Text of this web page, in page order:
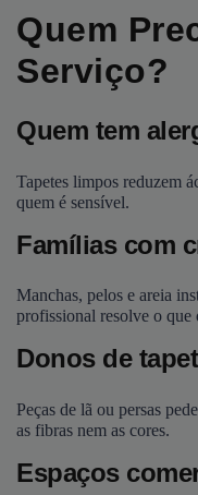
Quem
Serviço?
Quem tem
Tapetes limpos reduzem
quem é sensível.
Famílias com
Manchas, pelos e areia
profissional resolve o que
Donos de
Peças de lã ou persas
as fibras nem as cores.
Espaços